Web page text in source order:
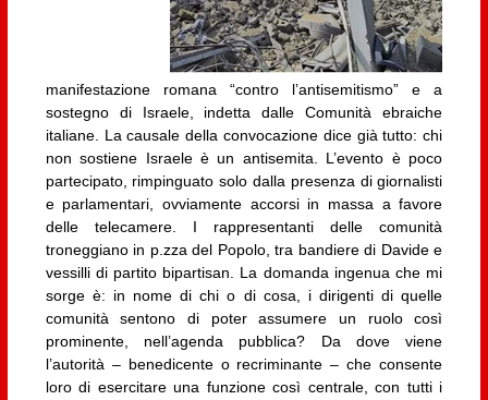
manifestazione romana “contro l’antisemitismo” e a
sostegno di Israele, indetta dalle Comunità ebraiche
italiane. La causale della convocazione dice già tutto: chi
non sostiene Israele è un antisemita. L’evento è poco
partecipato, rimpinguato solo dalla presenza di giornalisti
e parlamentari, ovviamente accorsi in massa a favore
delle telecamere. I rappresentanti delle comunità
troneggiano in p.zza del Popolo, tra bandiere di Davide e
vessilli di partito bipartisan. La domanda ingenua che mi
sorge è: in nome di chi o di cosa, i dirigenti di quelle
comunità sentono di poter assumere un ruolo così
prominente, nell’agenda pubblica? Da dove viene
l’autorità – benedicente o recriminante – che consente
loro di esercitare una funzione così centrale, con tutti i